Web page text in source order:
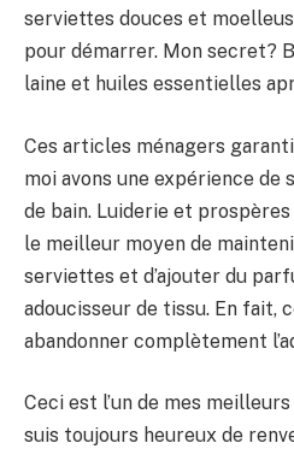
serviettes douces et
pour démarrer. Mon secret?
laine et huiles essentielles
Ces articles ménagers
moi avons une expérience de
de bain. Luiderie et
le meilleur moyen de
serviettes et d’ajouter du
adoucisseur de tissu. En fait,
abandonner complètement
Ceci est l’un de mes
suis toujours heureux de